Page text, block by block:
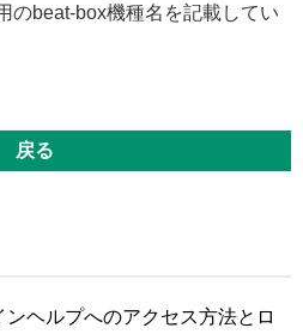
のbeat-box機種名を記載してい
戻る
ヘルプへのアクセス方法とロ